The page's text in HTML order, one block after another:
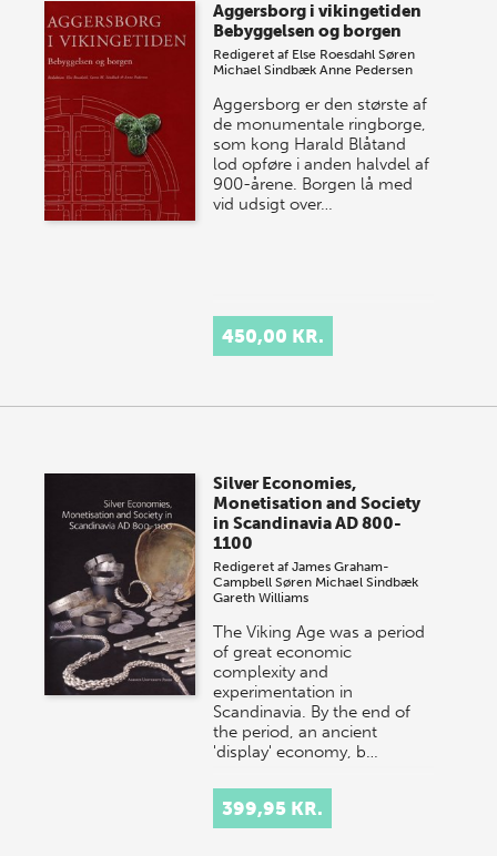
Aggersborg i vikingetiden
Bebyggelsen og borgen
Redigeret af Else Roesdahl Søren
Michael Sindbæk Anne Pedersen
Aggersborg er den største af
de monumentale ringborge,
som kong Harald Blåtand
lod opføre i anden halvdel af
900-årene. Borgen lå med
vid udsigt over…
450,00 KR.
Silver Economies,
Monetisation and Society
in Scandinavia AD 800-
1100
Redigeret afJames Graham-
Campbell Søren Michael Sindbæk
Gareth Williams
The Viking Age was a period
of great economic
complexity and
experimentation in
Scandinavia. By the end of
the period, an ancient
'display' economy, b…
399,95 KR.